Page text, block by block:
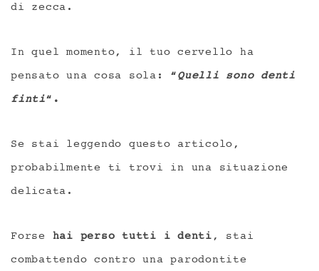
di zecca.
In quel momento, il tuo cervello ha
pensato una cosa sola: “Quelli sono denti
finti“.
Se stai leggendo questo articolo,
probabilmente ti trovi in una situazione
delicata.
Forse hai perso tutti i denti, stai
combattendo contro una parodontite